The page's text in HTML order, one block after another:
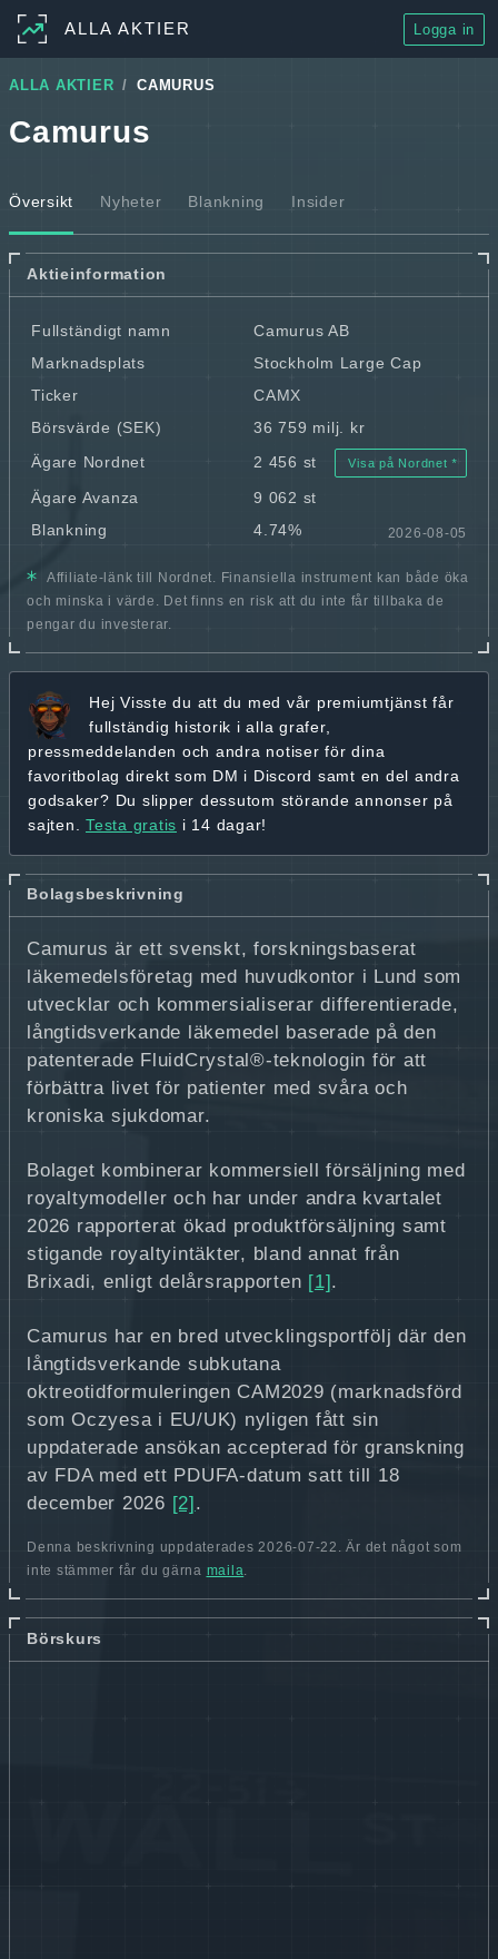
ALLA AKTIER Logga in
ALLA AKTIER CAMURUS
Camurus
Översikt Nyheter Blankning Insider
Aktieinformation
Fullständigt namn
Camurus AB
Marknadsplats
Stockholm Large Cap
Ticker
CAMX
Börsvärde (SEK)
36 759 milj. kr
Ägare Nordnet
2 456 st Visa på Nordnet
Ägare Avanza
9 062 st
Blankning
4.74% 2026-08-05
Affiliate-länk till Nordnet. Finansiella instrument kan både öka
och minska i värde. Det finns en risk att du inte får tillbaka de
pengar du investerar.
Hej Visste du att du med vår premiumtjänst får
fullständig historik i alla grafer,
pressmeddelanden och andra notiser för dina
favoritbolag direkt som DM i Discord samt en del andra
godsaker? Du slipper dessutom störande annonser på
sajten. Testa gratis i 14 dagar!
Bolagsbeskrivning
Camurus är ett svenskt, forskningsbaserat
läkemedelsföretag med huvudkontor i Lund som
utvecklar och kommersialiserar differentierade,
långtidsverkande läkemedel baserade på den
patenterade FluidCrystal®-teknologin för att
förbättra livet för patienter med svåra och
kroniska sjukdomar.
Bolaget kombinerar kommersiell försäljning med
royaltymodeller och har under andra kvartalet
2026 rapporterat ökad produktförsäljning samt
stigande royaltyintäkter, bland annat från
Brixadi, enligt delårsrapporten [1] .
Camurus har en bred utvecklingsportfölj där den
långtidsverkande subkutana
oktreotidformuleringen CAM2029 (marknadsförd
som Oczyesa i EU/UK) nyligen fått sin
uppdaterade ansökan accepterad för granskning
av FDA med ett PDUFA-datum satt till 18
december 2026 [2] .
Denna beskrivning uppdaterades 2026-07-22. Är det något som
inte stämmer får du gärna maila.
Börskurs